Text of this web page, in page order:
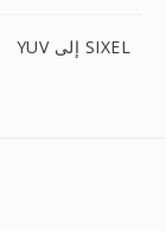
YUV إلى SIXEL